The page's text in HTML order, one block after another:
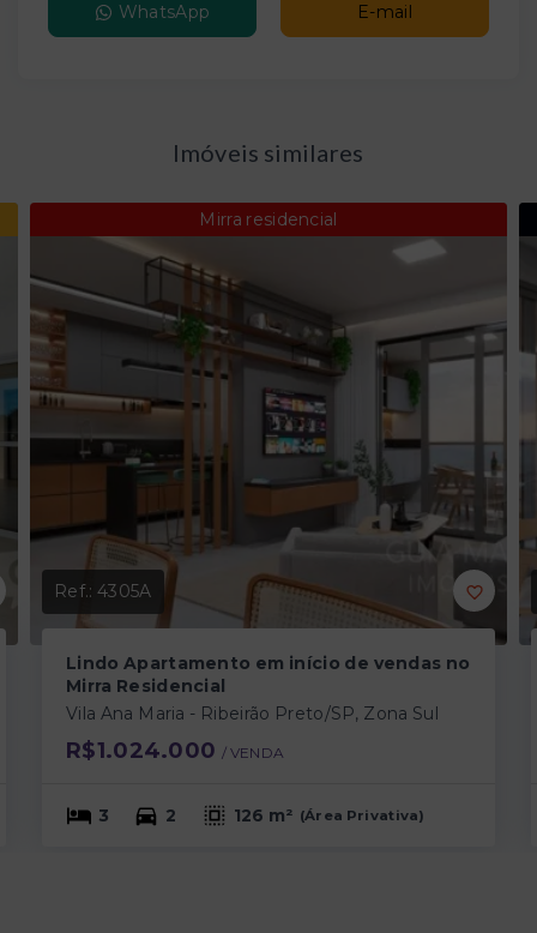
WhatsApp E-mail
Imóveis similares
Mirra residencial
Ref.:4305A
Lindo Apartamento em início de vendas no
Mirra Residencial
Vila Ana Maria - Ribeirão Preto/SP, Zona Sul
R$1.024.000 / VENDA
3 2 126 m² (Área Privativa)